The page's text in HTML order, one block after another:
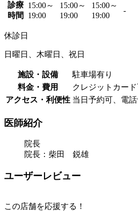
診療
時間
15:00～
19:00
15:00～
19:00
15:00～
19:00
-
休診日
日曜日、木曜日、祝日
施設・設備
駐車場有り
料金・費用
クレジットカー
アクセス・利便性 当日予約可、電
医師紹介
院長
院長：柴田 鋭雄
ユーザーレビュー
この店舗を応援する！